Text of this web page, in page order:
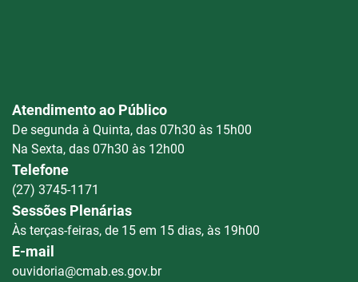
Atendimento ao Público
De segunda à Quinta, das 07h30 às 15h00
Na Sexta, das 07h30 às 12h00
Telefone
(27) 3745-1171
Sessões Plenárias
Às terças-feiras, de 15 em 15 dias, às 19h00
E-mail
ouvidoria@cmab.es.gov.br